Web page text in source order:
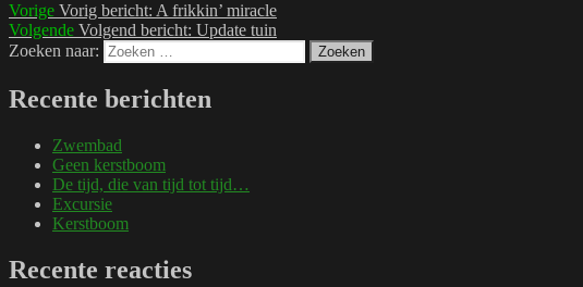
Vorige Vorig bericht: A frikkin’ miracle
Volgende Volgend bericht: Update tuin
Zoeken naar:
Zoeken
Recente berichten
Zwembad
Geen kerstboom
De tijd, die van tijd tot tijd…
Excursie
Kerstboom
Recente reacties